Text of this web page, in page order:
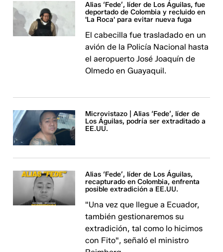
Alias ‘Fede’, líder de Los Águilas, fue
deportado de Colombia y recluido en
'La Roca' para evitar nueva fuga
El cabecilla fue trasladado en un
avión de la Policía Nacional hasta
el aeropuerto José Joaquín de
Olmedo en Guayaquil.
Microvistazo | Alias ‘Fede’, líder de
Los Águilas, podría ser extraditado a
EE.UU.
Alias ‘Fede’, líder de Los Águilas,
recapturado en Colombia, enfrenta
posible extradición a EE.UU.
"Una vez que llegue a Ecuador,
también gestionaremos su
extradición, tal como lo hicimos
con Fito", señaló el ministro